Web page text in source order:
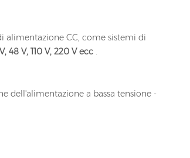
CC, come sistemi di
48 V, 110 V, 220 V ecc.
dell'alimentazione a bassa tensione -